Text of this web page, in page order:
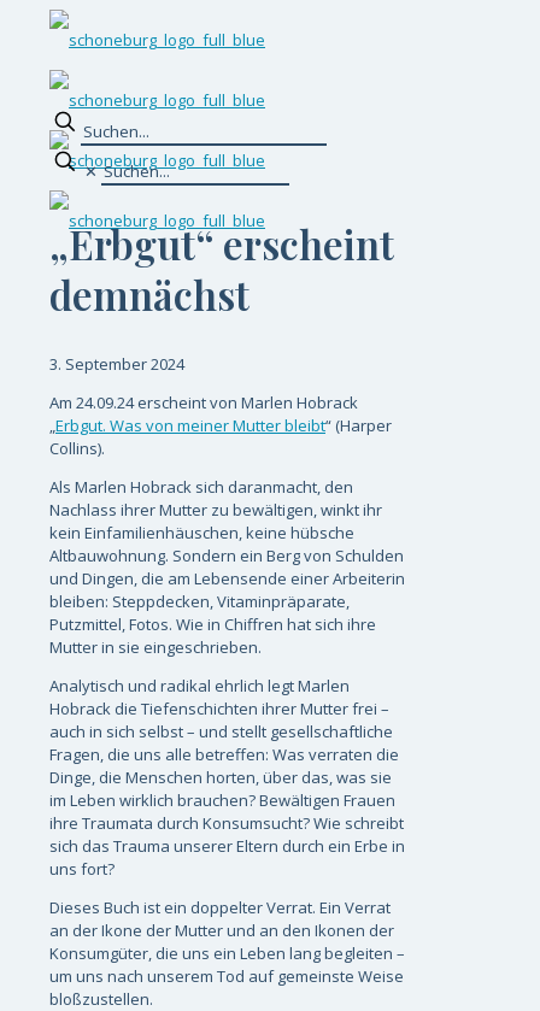
✕
„Erbgut“ erscheint
demnächst
3. September 2024
Am 24.09.24 erscheint von Marlen Hobrack
„Erbgut. Was von meiner Mutter bleibt“ (Harper
Collins).
Als Marlen Hobrack sich daranmacht, den
Nachlass ihrer Mutter zu bewältigen, winkt ihr
kein Einfamilienhäuschen, keine hübsche
Altbauwohnung. Sondern ein Berg von Schulden
und Dingen, die am Lebensende einer Arbeiterin
bleiben: Steppdecken, Vitaminpräparate,
Putzmittel, Fotos. Wie in Chiffren hat sich ihre
Mutter in sie eingeschrieben.
Analytisch und radikal ehrlich legt Marlen
Hobrack die Tiefenschichten ihrer Mutter frei –
auch in sich selbst – und stellt gesellschaftliche
Fragen, die uns alle betreffen: Was verraten die
Dinge, die Menschen horten, über das, was sie
im Leben wirklich brauchen? Bewältigen Frauen
ihre Traumata durch Konsumsucht? Wie schreibt
sich das Trauma unserer Eltern durch ein Erbe in
uns fort?
Dieses Buch ist ein doppelter Verrat. Ein Verrat
an der Ikone der Mutter und an den Ikonen der
Konsumgüter, die uns ein Leben lang begleiten –
um uns nach unserem Tod auf gemeinste Weise
bloßzustellen.